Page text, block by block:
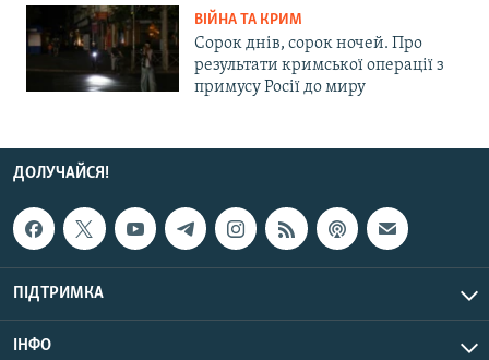
ВІЙНА ТА КРИМ
Сорок днів, сорок ночей. Про
результати кримської операції з
примусу Росії до миру
ДОЛУЧАЙСЯ!
ПІДТРИМКА
ІНФО